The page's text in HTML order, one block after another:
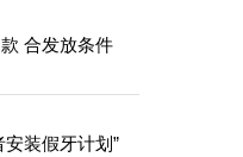
件
装假牙计划”